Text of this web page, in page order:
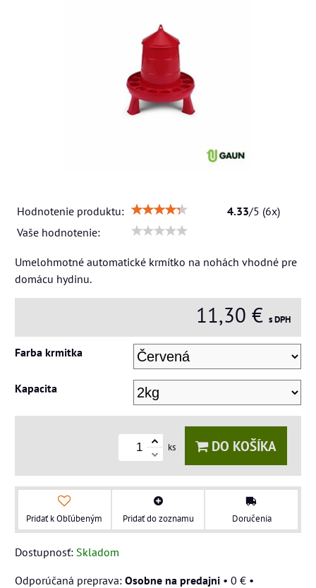
Hodnotenie produktu: 4.33/5 (6x)
Vaše hodnotenie:
Umelohmotné automatické krmítko na nohách vhodné pre
domácu hydinu.
11,30 € s DPH
Farba krmitka
Kapacita
ks DO KOŠÍKA
Pridať k Obľúbeným Pridať do zoznamu Doručenia
Dostupnosť: Skladom
Osobne na predajni • 0 € •